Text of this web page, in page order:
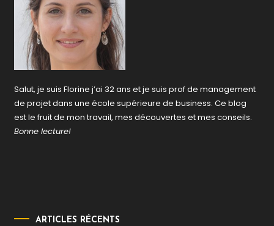
Salut, je suis Florine j’ai 32 ans et je suis prof de management
de projet dans une école supérieure de business. Ce blog
est le fruit de mon travail, mes découvertes et mes conseils.
Bonne lecture!
ARTICLES RÉCENTS